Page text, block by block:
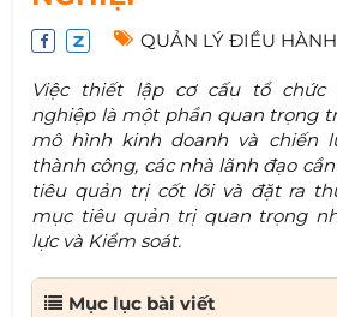
QUẢN LÝ ĐIỀU HÀNH
Việc thiết lập cơ cấu tổ chức
nghiệp là một phần quan trọng
mô hình kinh doanh và chiến
thành công, các nhà lãnh đạo
tiêu quản trị cốt lõi và đặt ra
mục tiêu quản trị quan trọng
lực và Kiểm soát.
Mục lục bài viết